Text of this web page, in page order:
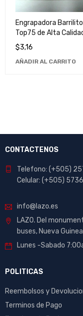
Engrapadora Barrilito
Top75 de Alta
Durabilidad para
Hogar
$3,16
AÑADIR AL CARRITO
CONTACTENOS
Telefono: (+505)
Celular: (+505)
info@lazo.es
LAZO. Del
buses, Nueva
Lunes -Sabado
POLITICAS
Reembolsos y
Terminos de Pago